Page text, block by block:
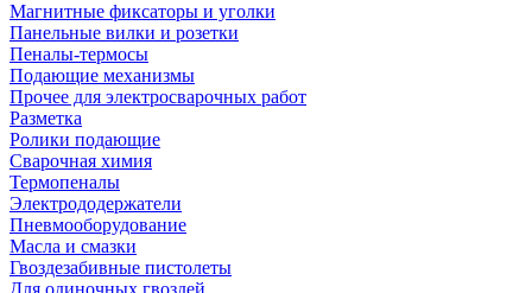
Магнитные фиксаторы и уголки
Панельные вилки и розетки
Пеналы-термосы
Подающие механизмы
Прочее для электросварочных работ
Разметка
Ролики подающие
Сварочная химия
Термопеналы
Электрододержатели
Пневмооборудование
Масла и смазки
Гвоздезабивные пистолеты
Для одиночных гвоздей